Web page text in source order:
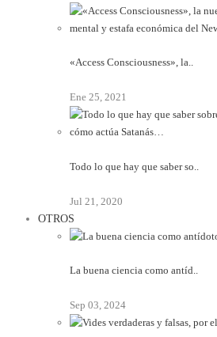
«Access Consciousness», la..
Ene 25, 2021
Todo lo que hay que saber so..
Jul 21, 2020
OTROS
La buena ciencia como antíd..
Sep 03, 2024